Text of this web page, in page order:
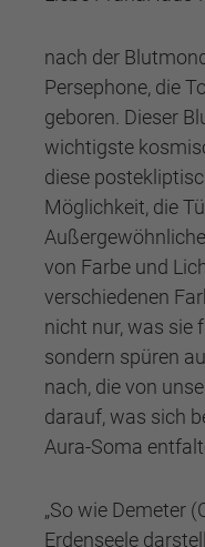
nach der
Persephone, die
geboren. Dieser
wichtigste
diese
Möglichkeit, die
von Farbe und
verschiedenen
nicht nur, was sie
sondern spüren
nach, die von
darauf, was sich
Aura-Soma
„So wie Demeter
Erdenseele